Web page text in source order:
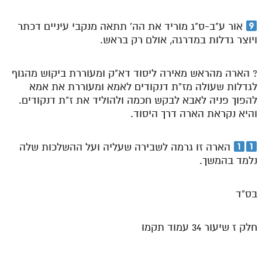
תלמוד עשר הספירות חלק יג
תלמוד עשר הספירות חלק יד
תלמוד עשר הספירות חלק טו
תלמוד עשר הספירות חלק טז
בית שער הכוונות
אודות האתר
לאתר ספר הרב
אור ע"ב-ס"ג מוריד את הה' תתאה מנקבי עיניים דכתר
ויוצר גדלות במדרגה, אולם רק בראש.
? הארה מהראש מאירה ליסוד דא"ק ומעוררת ביקוש מהגוף
לגדלות שעולה מז"ת דנקודים לאמא ומעוררת את אמא
להפוך פניה לאבא לבקש חכמה ולהוליד את ז"ת דנקודים.
והיא נקראת הארה דרך היסוד.
הארה זו גרמה לשבירה שעליה ועל ההשלכות שלה
נלמד בהמשך.
בס"ד
חלק ז שיעור 34 עמוד תקמו